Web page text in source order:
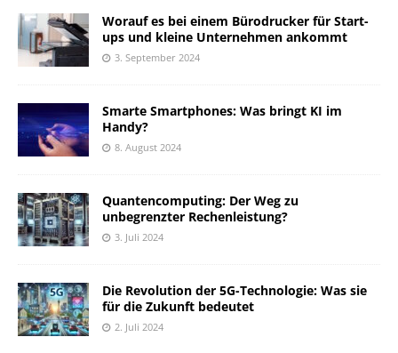
Worauf es bei einem Bürodrucker für Start-
ups und kleine Unternehmen ankommt
3. September 2024
Smarte Smartphones: Was bringt KI im
Handy?
8. August 2024
Quantencomputing: Der Weg zu
unbegrenzter Rechenleistung?
3. Juli 2024
Die Revolution der 5G-Technologie: Was sie
für die Zukunft bedeutet
2. Juli 2024